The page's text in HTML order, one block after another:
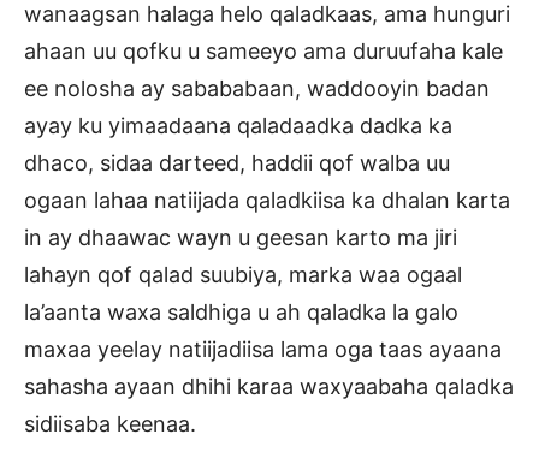
wanaagsan halaga helo qaladkaas, ama hunguri
ahaan uu qofku u sameeyo ama duruufaha kale
ee nolosha ay sabababaan, waddooyin badan
ayay ku yimaadaana qaladaadka dadka ka
dhaco, sidaa darteed, haddii qof walba uu
ogaan lahaa natiijada qaladkiisa ka dhalan karta
in ay dhaawac wayn u geesan karto ma jiri
lahayn qof qalad suubiya, marka waa ogaal
la’aanta waxa saldhiga u ah qaladka la galo
maxaa yeelay natiijadiisa lama oga taas ayaana
sahasha ayaan dhihi karaa waxyaabaha qaladka
sidiisaba keenaa.